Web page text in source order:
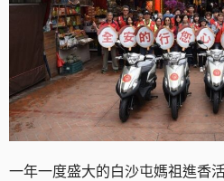
一年一度盛大的白沙屯媽祖進香